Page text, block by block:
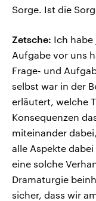
Sorge. Ist die
Zetsche: Ich habe
Aufgabe vor uns
Frage- und
selbst war in der
erläutert, welche
Konsequenzen
miteinander
alle Aspekte
eine solche
Dramaturgie
sicher, dass wir